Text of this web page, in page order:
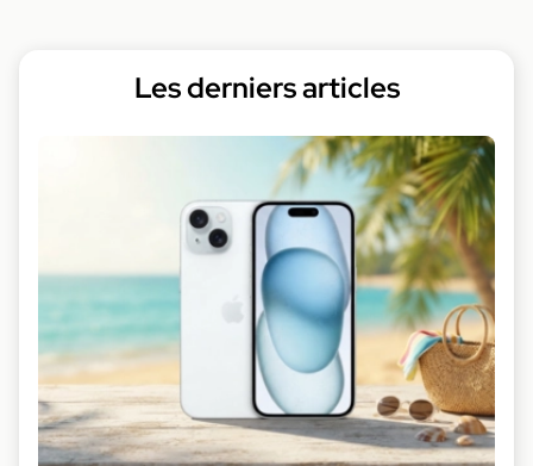
Les derniers articles